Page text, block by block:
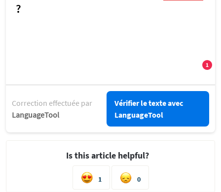
Correction effectuée par
LanguageTool
Vérifier le texte avec
LanguageTool
Is this article helpful?
1 0